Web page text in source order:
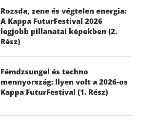
Rozsda, zene és végtelen energia:
A Kappa FuturFestival 2026
legjobb pillanatai képekben (2.
Rész)
Fémdzsungel és techno
mennyország: Ilyen volt a 2026-os
Kappa FuturFestival (1. Rész)